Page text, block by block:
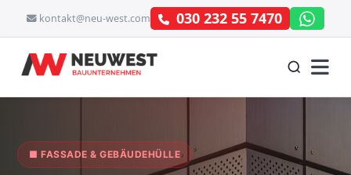
kontakt@neu-west.com 030 232 55 7470
■ FASSADE & GEBÄUDEHÜLLE